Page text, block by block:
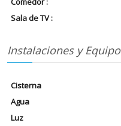
Sala de TV :
Instalaciones y Equipo
Cisterna
Agua
Luz